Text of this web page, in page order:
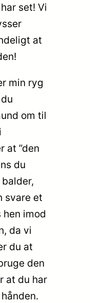
set! Vi
at
min ryg
om til
at ”den
du
svare et
hen imod
da vi
du at
den
at du har